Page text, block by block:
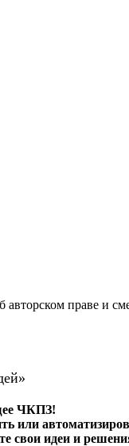
авторском праве и
ЧКПЗ!
свои идеи и